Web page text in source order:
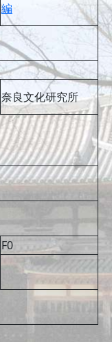
編
奈良文化研究所
F0